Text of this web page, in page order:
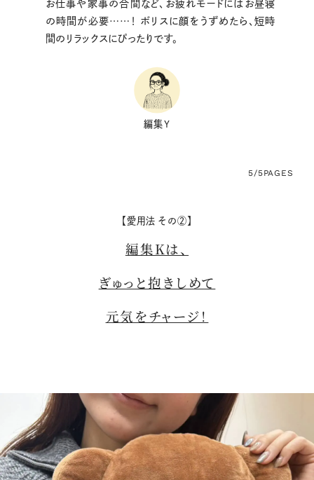
お仕事や家事の合間など、お疲れモードにはお昼寝
の時間が必要……！ ボリスに顔をうずめたら、 短時
間のリラックスにぴったりです。
編集Y
5/5PAGES
【愛用法 その②】
編集Kは、
ぎゅっと抱きしめて
元気をチャージ！